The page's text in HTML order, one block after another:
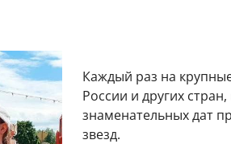
Каждый раз на
России и других
знаменательных дат
звезд.